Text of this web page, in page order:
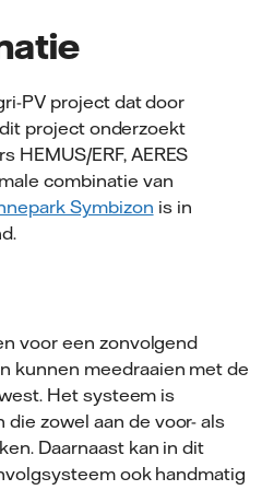
PV project dat door
project onderzoekt
HEMUS/ERF, AERES
combinatie van
Symbizon is in
voor een zonvolgend
kunnen meedraaien met de
Het systeem is
zowel aan de voor- als
Daarnaast kan in dit
ook handmatig